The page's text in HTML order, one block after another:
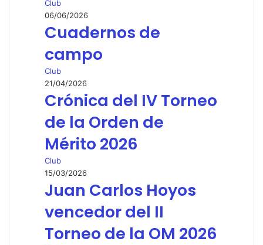
Club
06/06/2026
Cuadernos de
campo
Club
21/04/2026
Crónica del IV Torneo
de la Orden de
Mérito 2026
Club
15/03/2026
Juan Carlos Hoyos
vencedor del II
Torneo de la OM 2026